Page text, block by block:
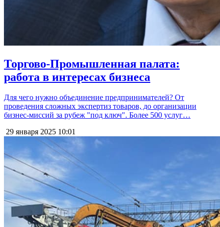
Торгово-Промышленная палата:
работа в интересах бизнеса
Для чего нужно объединение предпринимателей? От
проведения сложных экспертиз товаров, до организации
бизнес-миссий за рубеж "под ключ". Более 500 услуг…
29 января 2025 10:01